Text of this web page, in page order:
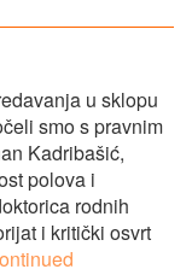
u sklopu
smo s pravnim
Kadribašić,
polova i
rodnih
i kritički osvrt